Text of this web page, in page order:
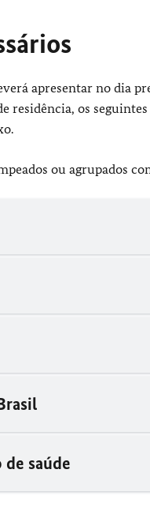
apresentar no dia
residência, os
ou agrupados
saúde